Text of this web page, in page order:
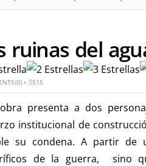
ruinas del
(0)• 515
presenta a dos
institucional de
su condena. A partir de
de la guerra, sino